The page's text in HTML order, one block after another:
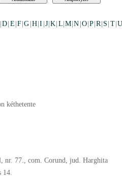
|D E |F |G H |I J |K L |M |N O |P R| S T U
kéthetente
nr. 77., com. Corund, jud. Harghita
14.